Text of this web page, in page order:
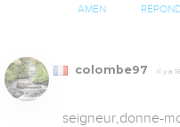
AMEN
colombe97 Il y a
seigneur,donne-